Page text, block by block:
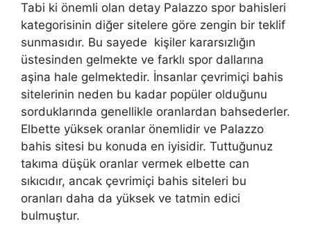
Tabi ki önemli olan detay Palazzo spor bahisleri
kategorisinin diğer sitelere göre zengin bir teklif
sunmasıdır. Bu sayede kişiler kararsızlığın
üstesinden gelmekte ve farklı spor dallarına
aşina hale gelmektedir. İnsanlar çevrimiçi bahis
sitelerinin neden bu kadar popüler olduğunu
sorduklarında genellikle oranlardan bahsederler.
Elbette yüksek oranlar önemlidir ve Palazzo
bahis sitesi bu konuda en iyisidir. Tuttuğunuz
takıma düşük oranlar vermek elbette can
sıkıcıdır, ancak çevrimiçi bahis siteleri bu
oranları daha da yüksek ve tatmin edici
bulmuştur.